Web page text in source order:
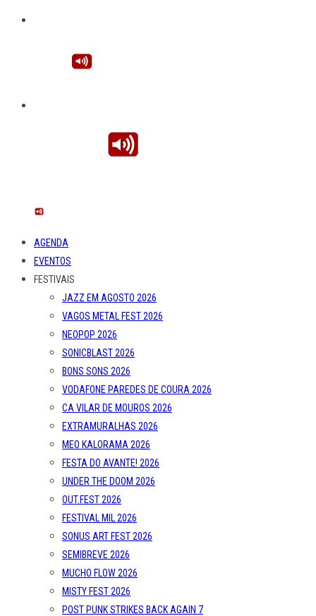
AGENDA
EVENTOS
FESTIVAIS
JAZZ EM AGOSTO 2026
VAGOS METAL FEST 2026
NEOPOP 2026
SONICBLAST 2026
BONS SONS 2026
VODAFONE PAREDES DE COURA 2026
CA VILAR DE MOUROS 2026
EXTRAMURALHAS 2026
MEO KALORAMA 2026
FESTA DO AVANTE! 2026
UNDER THE DOOM 2026
OUT.FEST 2026
FESTIVAL MIL 2026
SONUS ART FEST 2026
SEMIBREVE 2026
MUCHO FLOW 2026
MISTY FEST 2026
POST PUNK STRIKES BACK AGAIN 7